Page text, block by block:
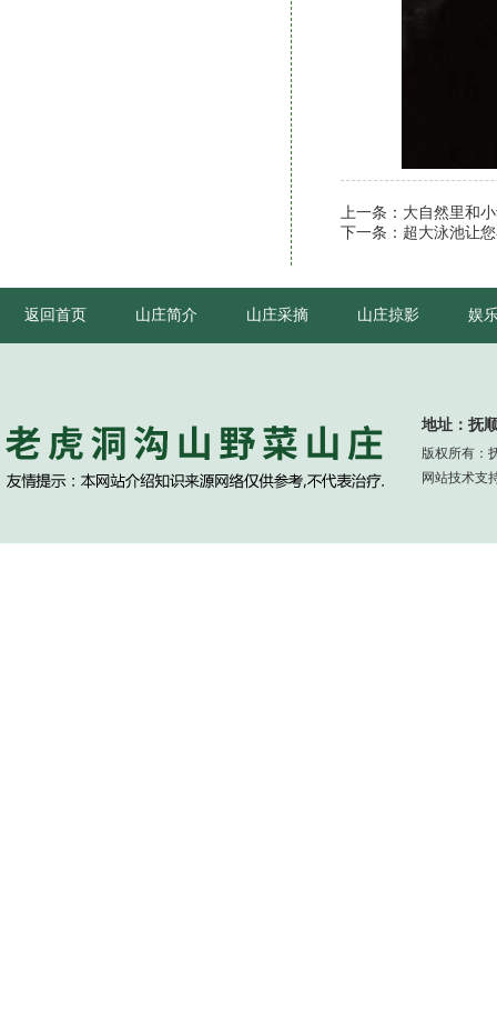
上一条： 大自然里和
下一条： 超大泳池让
返回首页 山庄简介 山庄采摘 山庄掠影 娱
地址：抚
版权所有：
网站技术支